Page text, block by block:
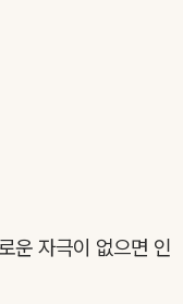
운 자극이 없으면 인